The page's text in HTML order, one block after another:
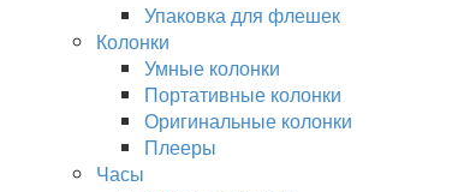
Упаковка для флешек
Колонки
Умные колонки
Портативные колонки
Оригинальные колонки
Плееры
Часы